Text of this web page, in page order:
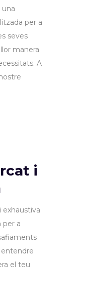
per a
seves
manera
A
i
exhaustiva
per a
el teu